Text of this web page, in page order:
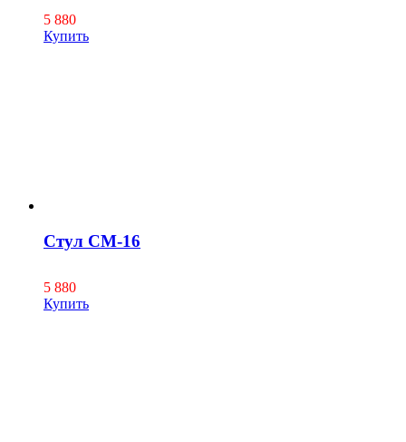
5 880
Купить
Стул СМ-16
5 880
Купить